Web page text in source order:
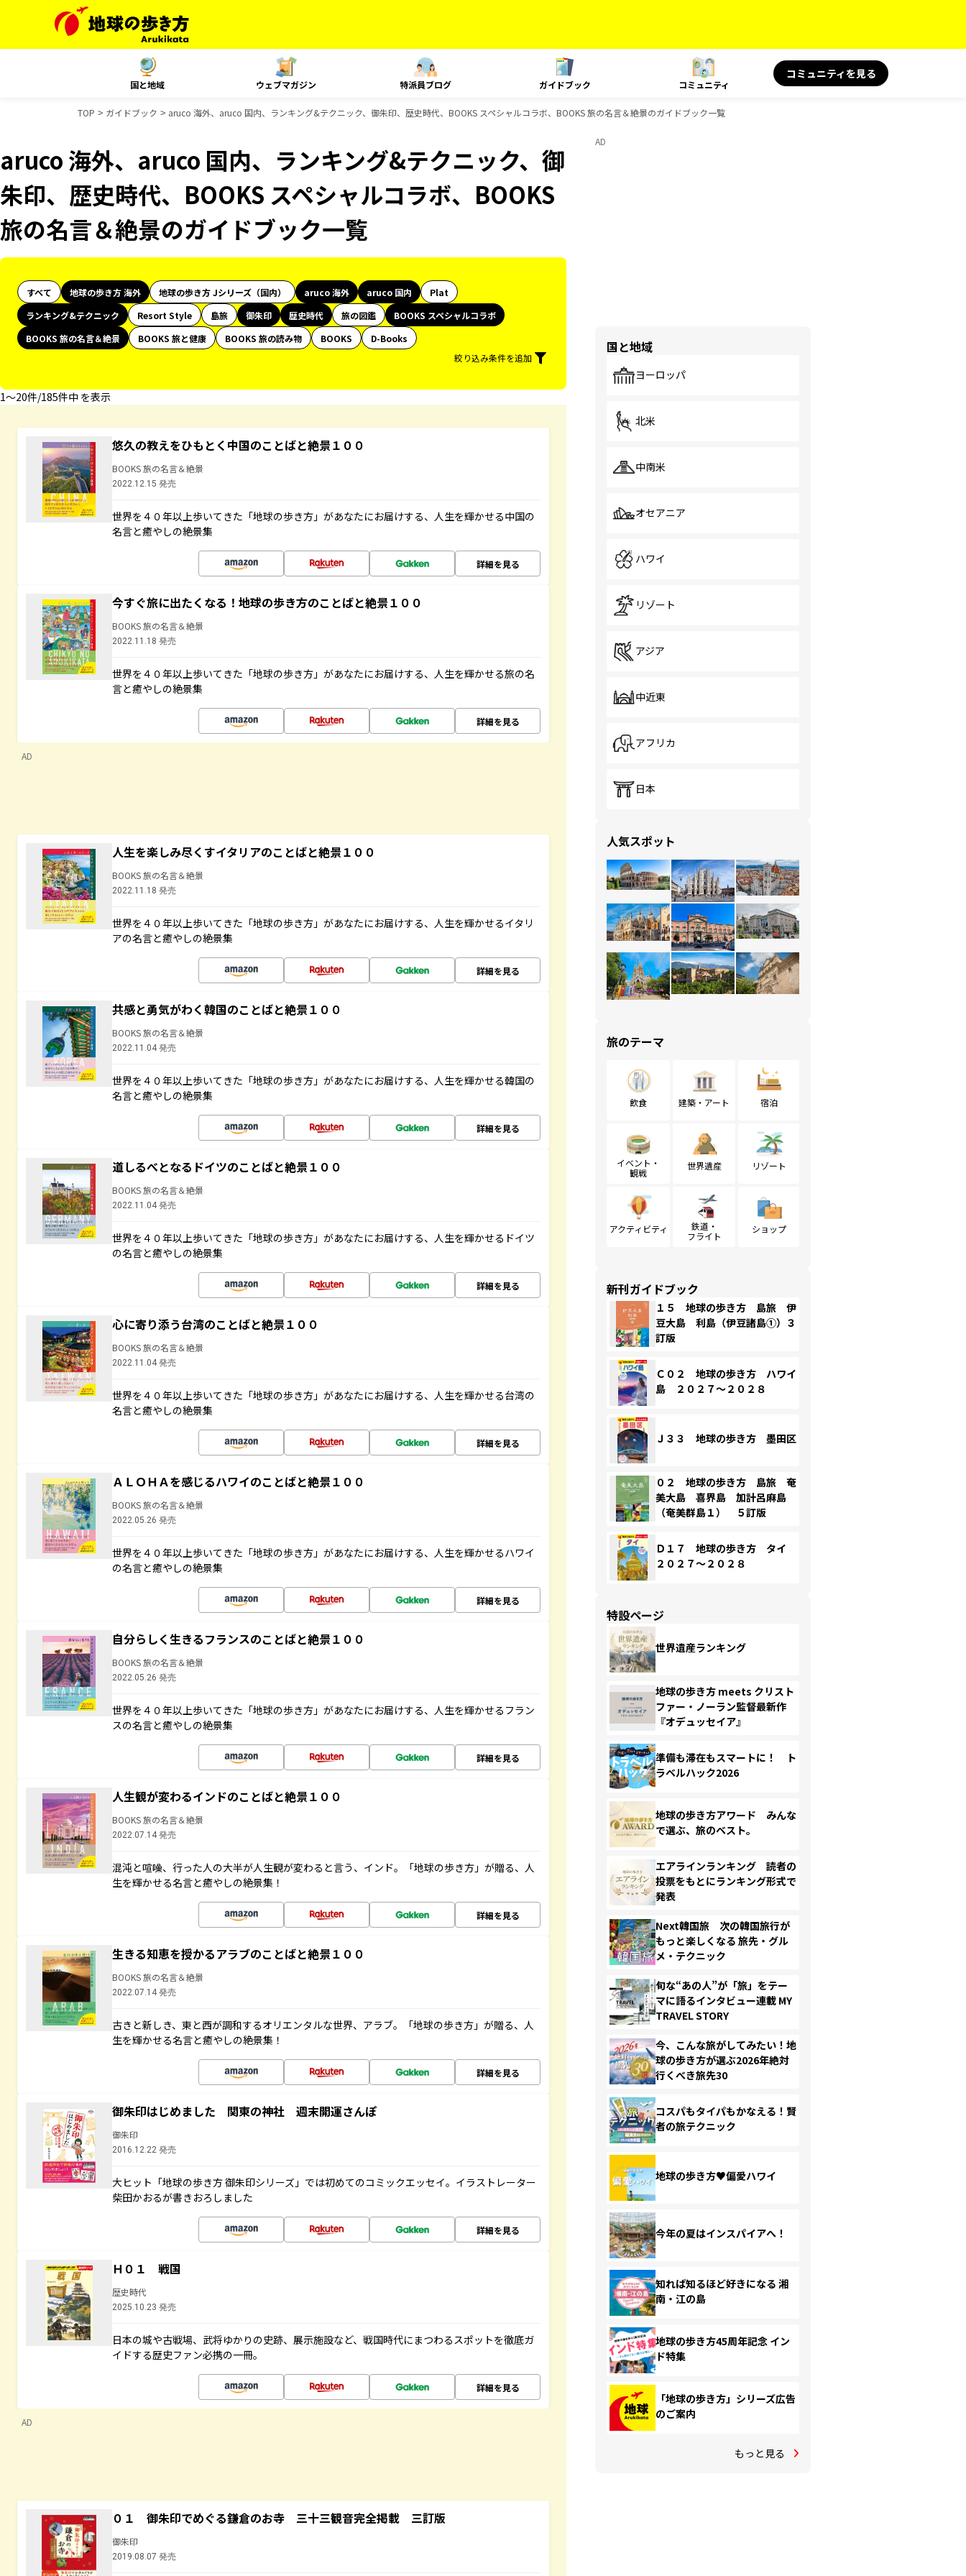
国と地域 ウェブマガジン 特派員ブログ ガイドブック コミュニティ
コミュニティを見る
TOP ガイドブック aruco 海外、aruco 国内、ランキング&テクニック、御朱印、歴史時代、BOOKS スペシャルコラボ、BOOKS 旅の名言＆絶景のガイドブック一覧
aruco 海外、aruco 国内、ランキング&テクニック、御
朱印、歴史時代、BOOKS スペシャルコラボ、BOOKS
旅の名言＆絶景のガイドブック一覧
すべて 地球の歩き方 海外 地球の歩き方 Jシリーズ（国内） aruco 海外 aruco 国内
Plat
ランキング&テクニック
Resort Style 島旅 御朱印 歴史時代 旅の図鑑
BOOKS スペシャルコラボ
BOOKS 旅の名言＆絶景
BOOKS 旅と健康 BOOKS 旅の読み物 BOOKS
D-Books
絞り込み条件を追加
1〜20件/185件中 を表示
悠久の教えをひもとく中国のことばと絶景１００
BOOKS 旅の名言＆絶景
2022.12.15 発売
世界を４０年以上歩いてきた「地球の歩き方」があなたにお届けする、人生を輝かせる中国の
名言と癒やしの絶景集
詳細を見る
今すぐ旅に出たくなる！地球の歩き方のことばと絶景１００
BOOKS 旅の名言＆絶景
2022.11.18 発売
世界を４０年以上歩いてきた「地球の歩き方」があなたにお届けする、人生を輝かせる旅の名
言と癒やしの絶景集
詳細を見る
AD
人生を楽しみ尽くすイタリアのことばと絶景１００
BOOKS 旅の名言＆絶景
2022.11.18 発売
世界を４０年以上歩いてきた「地球の歩き方」があなたにお届けする、人生を輝かせるイタリ
アの名言と癒やしの絶景集
詳細を見る
共感と勇気がわく韓国のことばと絶景１００
BOOKS 旅の名言＆絶景
2022.11.04 発売
世界を４０年以上歩いてきた「地球の歩き方」があなたにお届けする、人生を輝かせる韓国の
名言と癒やしの絶景集
詳細を見る
道しるべとなるドイツのことばと絶景１００
BOOKS 旅の名言＆絶景
2022.11.04 発売
世界を４０年以上歩いてきた「地球の歩き方」があなたにお届けする、人生を輝かせるドイツ
の名言と癒やしの絶景集
詳細を見る
心に寄り添う台湾のことばと絶景１００
BOOKS 旅の名言＆絶景
2022.11.04 発売
世界を４０年以上歩いてきた「地球の歩き方」があなたにお届けする、人生を輝かせる台湾の
名言と癒やしの絶景集
詳細を見る
ＡＬＯＨＡを感じるハワイのことばと絶景１００
BOOKS 旅の名言＆絶景
2022.05.26 発売
世界を４０年以上歩いてきた「地球の歩き方」があなたにお届けする、人生を輝かせるハワイ
の名言と癒やしの絶景集
詳細を見る
自分らしく生きるフランスのことばと絶景１００
BOOKS 旅の名言＆絶景
2022.05.26 発売
世界を４０年以上歩いてきた「地球の歩き方」があなたにお届けする、人生を輝かせるフラン
スの名言と癒やしの絶景集
詳細を見る
人生観が変わるインドのことばと絶景１００
BOOKS 旅の名言＆絶景
2022.07.14 発売
混沌と喧噪、行った人の大半が人生観が変わると言う、インド。「地球の歩き方」が贈る、人
生を輝かせる名言と癒やしの絶景集！
詳細を見る
生きる知恵を授かるアラブのことばと絶景１００
BOOKS 旅の名言＆絶景
2022.07.14 発売
古きと新しき、東と西が調和するオリエンタルな世界、アラブ。「地球の歩き方」が贈る、人
生を輝かせる名言と癒やしの絶景集！
詳細を見る
御朱印はじめました 関東の神社 週末開運さんぽ
御朱印
2016.12.22 発売
大ヒット「地球の歩き方 御朱印シリーズ」では初めてのコミックエッセイ。イラストレーター
柴田かおるが書きおろしました
詳細を見る
Ｈ０１ 戦国
歴史時代
2025.10.23 発売
日本の城や古戦場、武将ゆかりの史跡、展示施設など、戦国時代にまつわるスポットを徹底ガ
イドする歴史ファン必携の一冊。
詳細を見る
AD
０１ 御朱印でめぐる鎌倉のお寺 三十三観音完全掲載 三訂版
御朱印
2019.08.07 発売
AD
国と地域
ヨーロッパ
北米
中南米
オセアニア
ハワイ
リゾート
アジア
中近東
アフリカ
日本
人気スポット
旅のテーマ
飲食 建築・アート 宿泊
イベント・
観戦
世界遺産 リゾート
アクティビティ
鉄道・
フライト
ショップ
新刊ガイドブック
１５ 地球の歩き方 島旅 伊
豆大島 利島（伊豆諸島①）３
訂版
Ｃ０２ 地球の歩き方 ハワイ
島 ２０２７～２０２８
Ｊ３３ 地球の歩き方 墨田区
０２ 地球の歩き方 島旅 奄
美大島 喜界島 加計呂麻島
（奄美群島１） ５訂版
Ｄ１７ 地球の歩き方 タイ
２０２７～２０２８
特設ページ
世界遺産ランキング
地球の歩き方 meets クリスト
ファー・ノーラン監督最新作
『オデュッセイア』
準備も滞在もスマートに！ ト
ラベルハック2026
地球の歩き方アワード みんな
で選ぶ、旅のベスト。
エアラインランキング 読者の
投票をもとにランキング形式で
発表
Next韓国旅 次の韓国旅行が
もっと楽しくなる 旅先・グル
メ・テクニック
旬な“あの人”が「旅」をテー
マに語るインタビュー連載 MY
TRAVEL STORY
今、こんな旅がしてみたい！地
球の歩き方が選ぶ2026年絶対
行くべき旅先30
コスパもタイパもかなえる！賢
者の旅テクニック
地球の歩き方♥偏愛ハワイ
今年の夏はインスパイアへ！
知れば知るほど好きになる 湘
南・江の島
地球の歩き方45周年記念 イン
ド特集
「地球の歩き方」シリーズ広告
のご案内
もっと見る